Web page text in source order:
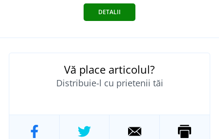
DETALII
Vă place articolul?
Distribuie-l cu prietenii tăi